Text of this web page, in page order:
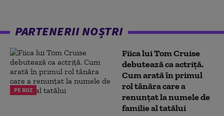
PARTENERII NOȘTRI
PE ROZ
Fiica lui Tom Cruise
debutează ca actriță.
Cum arată în primul
rol tânăra care a
renunțat la numele de
familie al tatălui